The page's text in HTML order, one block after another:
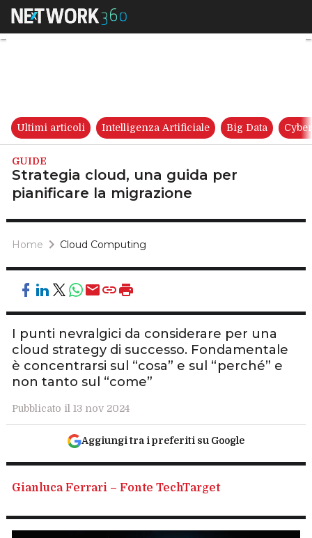
Strategia cloud, una guida
Ultimi articoli Intelligenza Artificiale Big Data
GUIDE
Strategia cloud, una guida per
pianificare la migrazione
Home Cloud Computing
I punti nevralgici da considerare per una
cloud strategy di successo. Fondamentale
è concentrarsi sul “cosa” e sul “perché” e
non tanto sul “come”
Pubblicato il 13 nov 2024
Aggiungi tra i preferiti su Google
Gianluca Ferrari – Fonte TechTarget